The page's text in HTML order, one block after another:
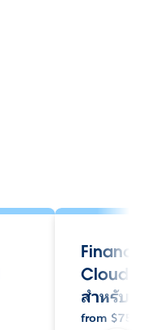
Financial
Cloud
สำหรับกา
from $750